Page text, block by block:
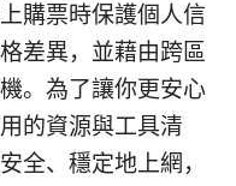
購票時保護個人信
差異，並藉由跨區
。為了讓你更安心
的資源與工具清
全、穩定地上網，